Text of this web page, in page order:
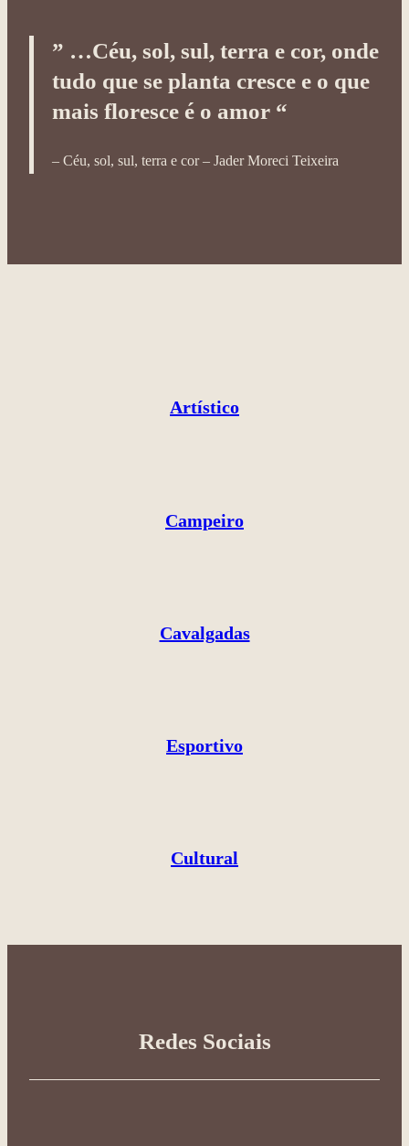
” …Céu, sol, sul, terra e cor, onde
tudo que se planta cresce e o que
mais floresce é o amor “
– Céu, sol, sul, terra e cor – Jader Moreci Teixeira
Artístico
Campeiro
Cavalgadas
Esportivo
Cultural
Redes Sociais